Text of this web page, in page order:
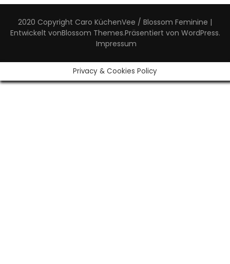
2020 Copyright Caro KüchenVee / Blossom Feminine |
Entwickelt vonBlossom Themes.Präsentiert von WordPress.
Impressum
Privacy & Cookies Policy